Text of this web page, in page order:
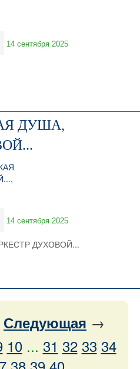
14 сентября 2025
ДУША,
14 сентября 2025
ДУХОВОЙ...
Следующая →
10... 31 32 33 34